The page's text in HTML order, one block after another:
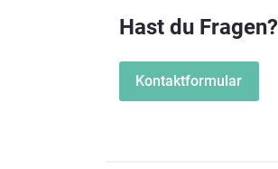
Hast du Fragen?
Kontaktformular